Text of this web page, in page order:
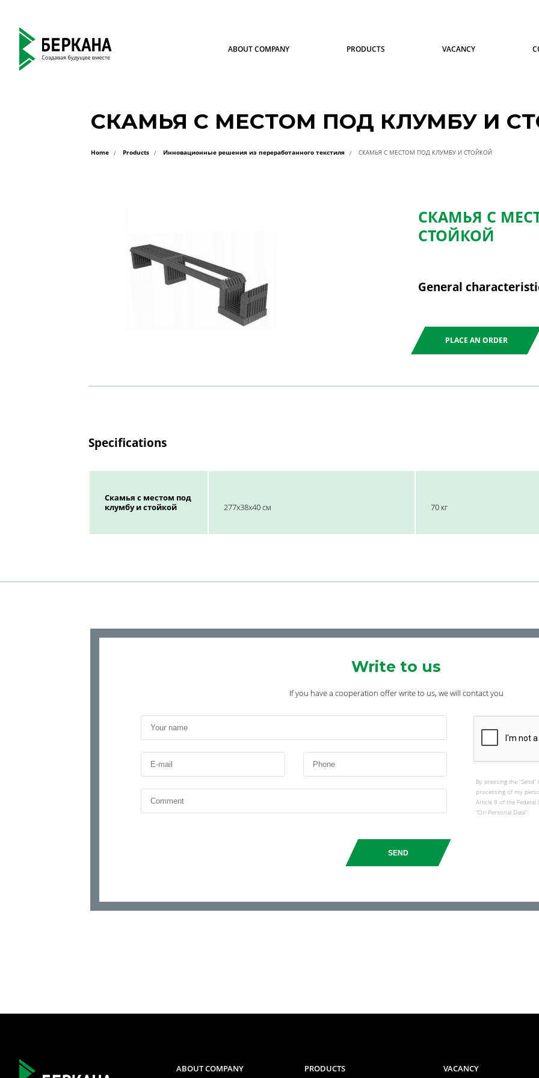
ABOUT COMPANY PRODUCTS VACANCY
СКАМЬЯ С МЕСТОМ ПОД КЛУМБУ И
Home Products Инновационные решения из переработанного текстиля СКАМЬЯ С МЕСТОМ ПОД КЛУМБУ И СТОЙКОЙ
СКАМЬЯ С
СТОЙКОЙ
General
PLACE AN ORDER
Specifications
Скамья с местом под
клумбу и стойкой
277x38x40 см 70 кг
Write to us
If you have a cooperation offer write to us, we will contact you
SEND
By pressing the
processing of my
Article 9 of the
“On Personal Data”.
ABOUT COMPANY PRODUCTS VACANCY